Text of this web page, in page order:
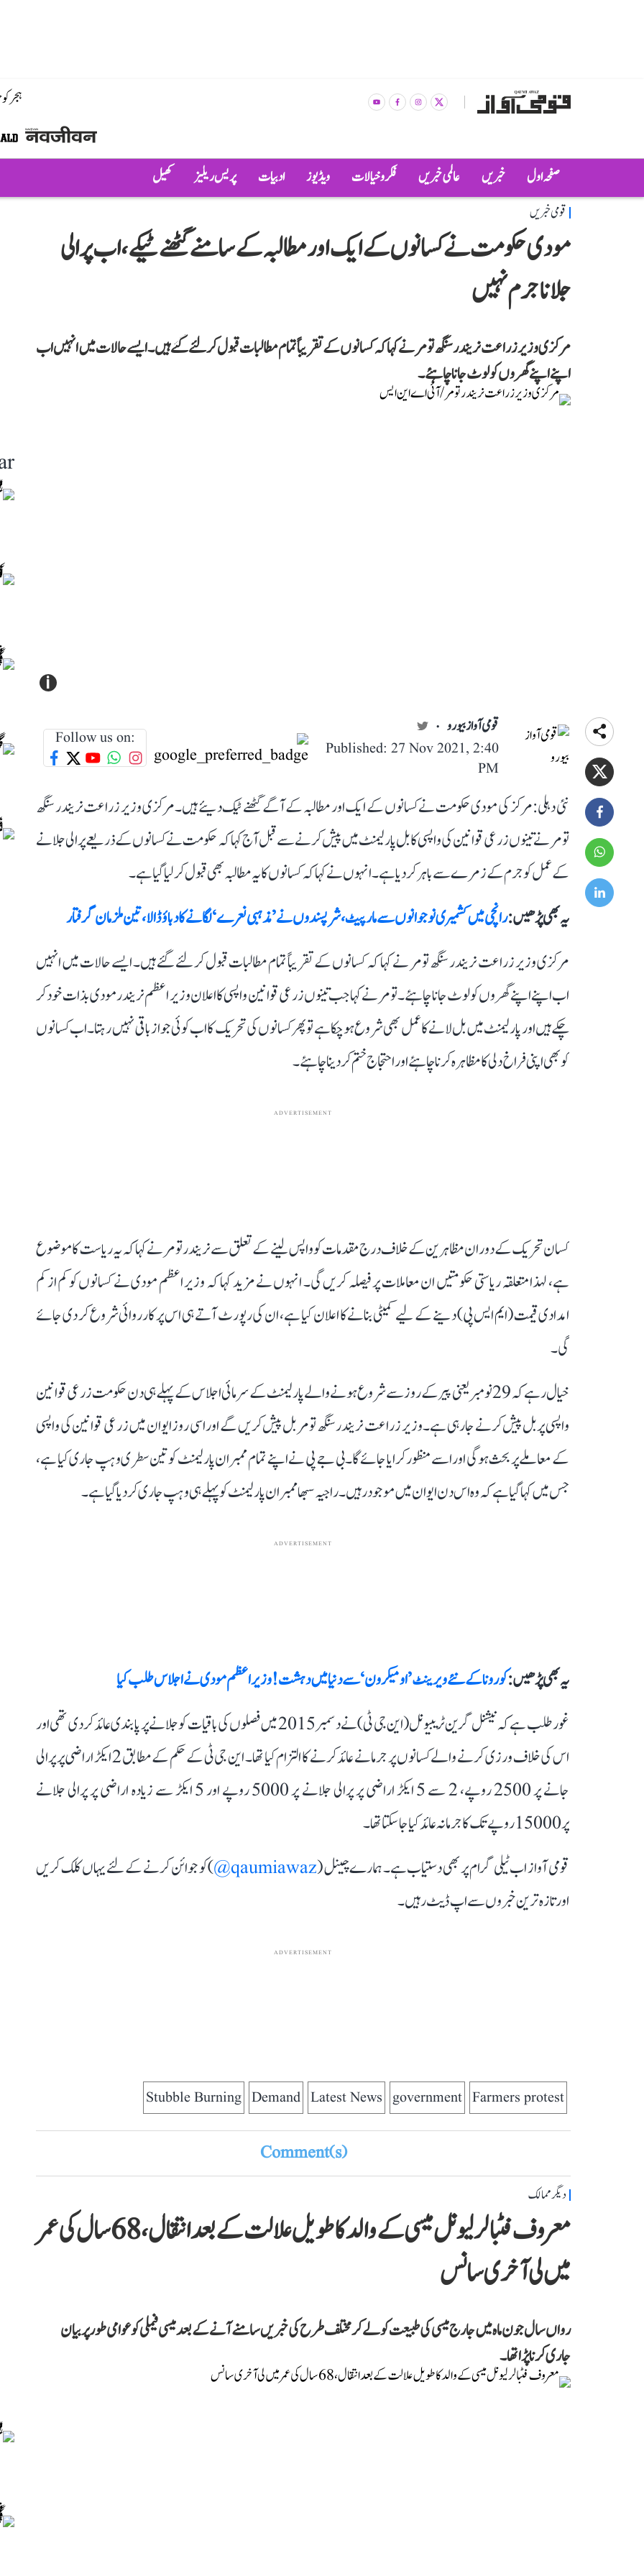
ہجر
صفحہ اول خبریں عالمی خبریں فکر و خیالات ویڈیوز ادبیات پریس ریلیز کھیل
قومی خبریں
مودی حکومت نے کسانوں کے ایک اور مطالبہ کے سامنے گھٹنے ٹیکے، اب پرالی
جلانا جرم نہیں
مرکزی وزیر زراعت نریندر سنگھ تومر نے کہا کہ کسانوں کے تقریباً تمام مطالبات قبول کر لئے گئے ہیں۔ ایسے حالات میں انہیں اب
اپنے اپنے گھروں کو لوٹ جانا چاہئے۔
i
قومی آواز بیورو
Published: 27 Nov 2021, 2:40
PM
Follow us on:
نئی دہلی: مرکز کی مودی حکومت نے کسانوں کے ایک اور مطالبہ کے آگے گھٹنے ٹیک دیئے ہیں۔ مرکزی وزیر زراعت نریندر سنگھ
تومر نے تینوں زرعی قوانین کی واپسی کا بل پارلیمنٹ میں پیش کرنے سے قبل آج کہا کہ حکومت نے کسانوں کے ذریعے پرالی جلانے
کے عمل کو جرم کے زمرے سے باہر کر دیا ہے۔ انہوں نے کہا کہ کسانوں کا یہ مطالبہ بھی قبول کر لیا گیا ہے۔
یہ بھی پڑھیں :رانچی میں کشمیری نوجوانوں سے مارپیٹ، شرپسندوں نے ’مذہبی نعرے‘ لگانے کا دباؤ ڈالا، تین ملزمان گرفتار
مرکزی وزیر زراعت نریندر سنگھ تومر نے کہا کہ کسانوں کے تقریباً تمام مطالبات قبول کر لئے گئے ہیں۔ ایسے حالات میں انہیں
اب اپنے اپنے گھروں کو لوٹ جانا چاہئے۔ تومر نے کہا جب تینوں زرعی قوانین واپسی کا اعلان وزیر اعظم نریندر مودی بذات خود کر
چکے ہیں اور پارلیمنٹ میں بل لانے کا عمل بھی شروع ہو چکا ہے تو پھر کسانوں کی تحریک کا اب کوئی جواز باقی نہیں رہتا۔ اب کسانوں
کو بھی اپنی فراخ دلی کا مظاہرہ کرنا چاہئے اور احتجاج ختم کر دینا چاہئے۔
ADVERTISEMENT
کسان تحریک کے دوران مظاہرین کے خلاف درج مقدمات کو واپس لینے کے تعلق سے نریندر تومر نے کہا کہ یہ ریاست کا موضوع
ہے، لہذا متعلقہ ریاستی حکومتیں ان معاملات پر فیصلہ کریں گی۔ انہوں نے مزید کہا کہ وزیر اعظم مودی نے کسانوں کو کم از کم
امدادی قیمت (ایم ایس پی) دینے کے لیے کمیٹی بنانے کا اعلان کیا ہے، ان کی رپورٹ آتے ہی اس پر کارروائی شروع کر دی جائے
گی۔
خیال رہے کہ 29 نومبر یعنی پیر کے روز سے شروع ہونے والے پارلیمنٹ کے سرمائی اجلاس کے پہلے ہی دن حکومت زرعی قوانین
واپسی پر بل پیش کرنے جا رہی ہے۔ وزیر زراعت نریندر سنگھ تومر بل پیش کریں گے اور اسی روز ایوان میں زرعی قوانین کی واپسی
کے معاملے پر بحث ہوگی اور اسے منظور کرایا جائے گا۔ بی جے پی نے اپنے تمام ممبران پارلیمنٹ کو تین سطری وہپ جاری کیا ہے،
جس میں کہا گیا ہے کہ وہ اس دن ایوان میں موجود رہیں۔ راجیہ سبھا ممبران پارلیمنٹ کو پہلے ہی وہپ جاری کر دیا گیا ہے۔
ADVERTISEMENT
یہ بھی پڑھیں :کورونا کے نئے ویرینٹ ’اومیکرون‘ سے دنیا میں دہشت! وزیر اعظم مودی نے اجلاس طلب کیا
غور طلب ہے کہ نیشنل گرین ٹریبیونل (این جی ٹی) نے دسمبر 2015 میں فصلوں کی باقیات کو جلانے پر پابندی عائد کر دی تھی اور
اس کی خلاف ورزی کرنے والے کسانوں پر جرمانے عائد کرنے کا التزام کیا تھا۔ این جی ٹی کے حکم کے مطابق 2 ایکڑ اراضی پر پرالی
جانے پر 2500 روپے، 2 سے 5 ایکڑ اراضی پر پرالی جلانے پر 5000 روپے اور 5 ایکڑ سے زیادہ اراضی پر پرالی جلانے
پر 15000 روپے تک کا جرمانہ عائد کیا جا سکتا تھا۔
قومی آواز اب ٹیلی گرام پر بھی دستیاب ہے۔ ہمارے چینل (qaumiawaz@
) کو جوائن کرنے کے لئے یہاں کلک کریں
اور تازہ ترین خبروں سے اپ ڈیٹ رہیں۔
ADVERTISEMENT
Farmers protest
government
Latest News
Demand
Stubble Burning
Comment(s)
دیگر ممالک
معروف فٹبالر لیونل میسی کے والد کا طویل علالت کے بعد انتقال، 68 سال کی عمر
میں لی آخری سانس
رواں سال جون ماہ میں جارج میسی کی طبیعت کو لے کر مختلف طرح کی خبریں سامنے آنے کے بعد میسی فیملی کو عوامی طور پر بیان
جاری کرنا پڑا تھا۔